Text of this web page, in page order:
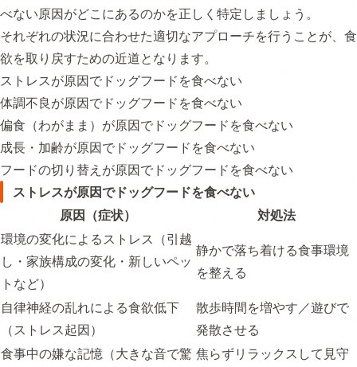
べない原因がどこにあるのかを正しく特定しましょう。
それぞれの状況に合わせた適切なアプローチを行うことが、食
欲を取り戻すための近道となります。
ストレスが原因でドッグフードを食べない
体調不良が原因でドッグフードを食べない
偏食（わがまま）が原因でドッグフードを食べない
成長・加齢が原因でドッグフードを食べない
フードの切り替えが原因でドッグフードを食べない
ストレスが原因でドッグフードを食べない
原因（症状）
対処法
環境の変化によるストレス（引越
し・家族構成の変化・新しいペッ
トなど）
静かで落ち着ける食事環境
を整える
自律神経の乱れによる食欲低下
（ストレス起因）
散歩時間を増やす／遊びで
発散させる
食事中の嫌な記憶（大きな音で驚 焦らずリラックスして見守